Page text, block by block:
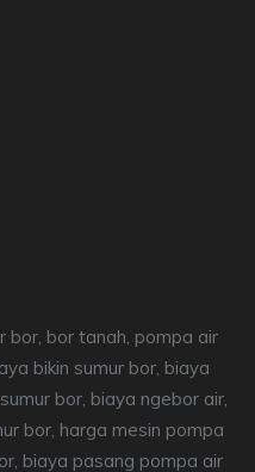
bor, bor tanah, pompa air
bikin sumur bor, biaya
bor, biaya ngebor air,
bor, harga mesin pompa
biaya pasang pompa air